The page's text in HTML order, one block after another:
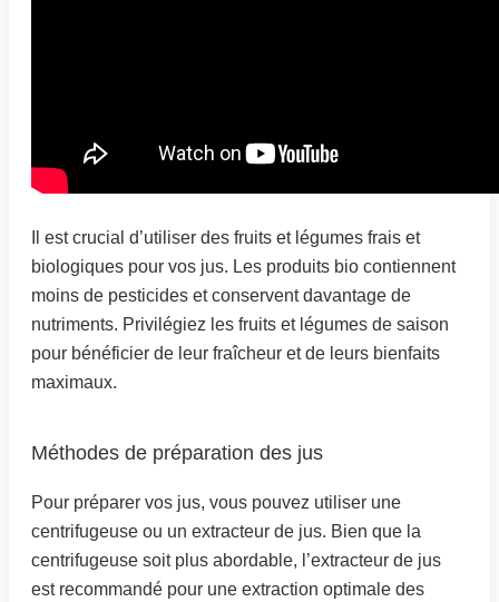
Il est crucial d’utiliser des fruits et légumes frais et
biologiques pour vos jus. Les produits bio contiennent
moins de pesticides et conservent davantage de
nutriments. Privilégiez les fruits et légumes de saison
pour bénéficier de leur fraîcheur et de leurs bienfaits
maximaux.
Méthodes de préparation des jus
Pour préparer vos jus, vous pouvez utiliser une
centrifugeuse ou un extracteur de jus. Bien que la
centrifugeuse soit plus abordable, l’extracteur de jus
est recommandé pour une extraction optimale des